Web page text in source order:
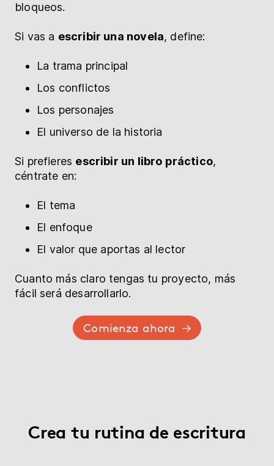
bloqueos.
Si vas a escribir una novela, define:
La trama principal
Los conflictos
Los personajes
El universo de la historia
Si prefieres escribir un libro práctico,
céntrate en:
El tema
El enfoque
El valor que aportas al lector
Cuanto más claro tengas tu proyecto, más
fácil será desarrollarlo.
Comienza ahora
Crea tu rutina de escritura